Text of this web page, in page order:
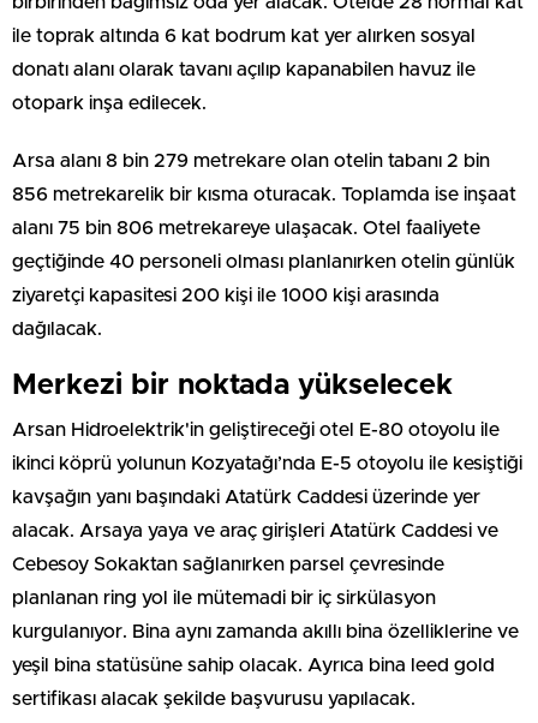
ile toprak altında 6 kat bodrum kat yer alırken sosyal
donatı alanı olarak tavanı açılıp kapanabilen havuz ile
otopark inşa edilecek.
Arsa alanı 8 bin 279 metrekare olan otelin tabanı 2 bin
856 metrekarelik bir kısma oturacak. Toplamda ise inşaat
alanı 75 bin 806 metrekareye ulaşacak. Otel faaliyete
geçtiğinde 40 personeli olması planlanırken otelin günlük
ziyaretçi kapasitesi 200 kişi ile 1000 kişi arasında
dağılacak.
Merkezi bir noktada yükselecek
Arsan Hidroelektrik'in geliştireceği otel E-80 otoyolu ile
ikinci köprü yolunun Kozyatağı’nda E-5 otoyolu ile kesiştiği
kavşağın yanı başındaki Atatürk Caddesi üzerinde yer
alacak. Arsaya yaya ve araç girişleri Atatürk Caddesi ve
Cebesoy Sokaktan sağlanırken parsel çevresinde
planlanan ring yol ile mütemadi bir iç sirkülasyon
kurgulanıyor. Bina aynı zamanda akıllı bina özelliklerine ve
yeşil bina statüsüne sahip olacak. Ayrıca bina leed gold
sertifikası alacak şekilde başvurusu yapılacak.